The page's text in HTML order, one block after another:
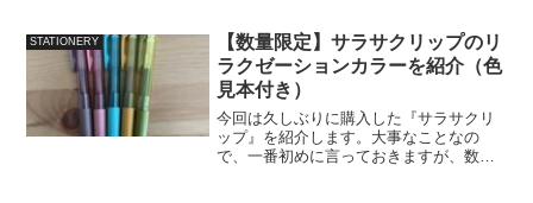
色でした！マイルドライナーについて知
りたい方は、過去記事...
STATIONERY
【数量限定】サラサクリップのリ
ラクゼーションカラーを紹介（色
見本付き）
今回は久しぶりに購入した『サラサクリ
ップ』を紹介します。大事なことなの
で、一番初めに言っておきますが、数量